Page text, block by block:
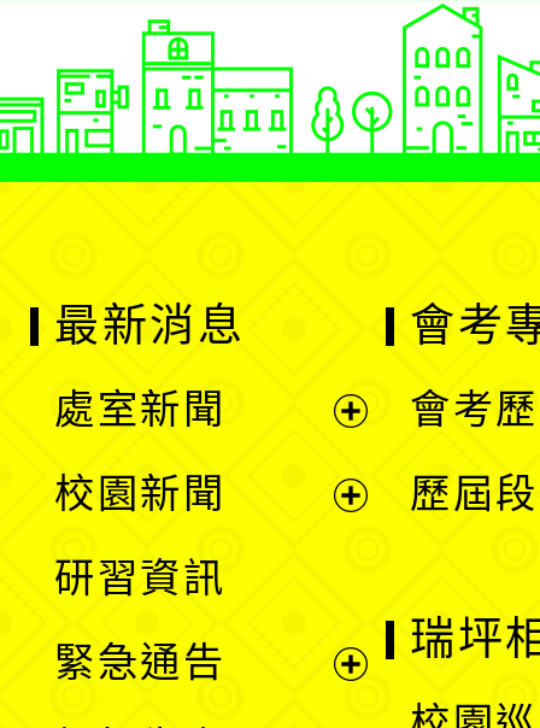
最新消息
處室新聞
單
校園新聞
選
研習資訊
緊急通告
會考
會考
歷屆
瑞坪